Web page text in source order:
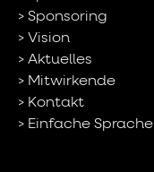
Sponsoring
Vision
Aktuelles
Mitwirkende
Kontakt
Einfache Sprache